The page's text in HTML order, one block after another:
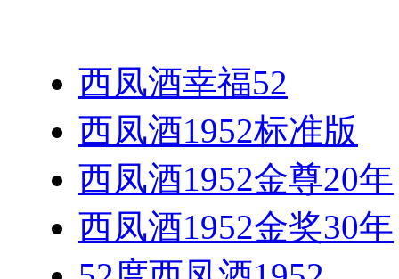
西凤酒幸福52
西凤酒1952标准版
西凤酒1952金尊20年
西凤酒1952金奖30年